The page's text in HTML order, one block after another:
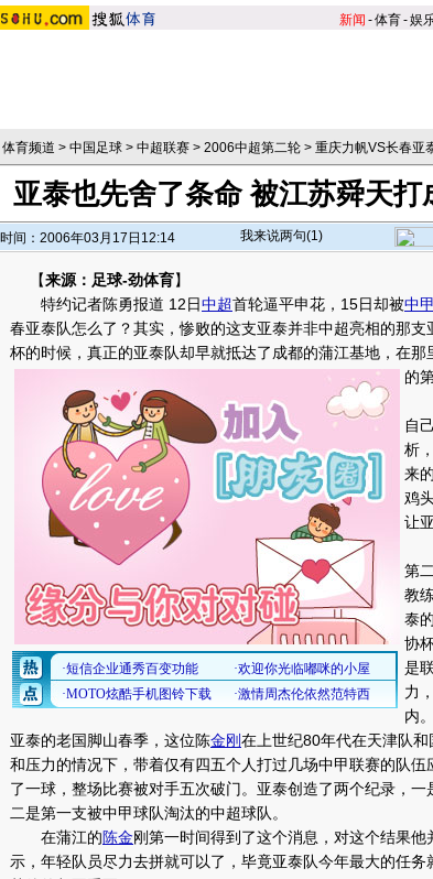
新闻 -体育-娱
体育频道 > 中国足球 > 中超联赛 > 2006中超第二轮 > 重庆力帆VS长春亚
亚泰也先舍了条命 被江苏舜天打
时间：2006年03月17日12:14 我来说两句(1)
【来源：足球-劲体育】
特约记者陈勇报道 12日中超首轮逼平申花，15日却被中甲
春亚泰队怎么了？其实，惨败的这支亚泰并非中超亮相的那支
杯的时候，真正的亚泰队却早就抵达了成都的蒲江基地，在那
的
自
析
来
鸡
让
第
教
泰
协
是
力
内
亚泰的老国脚山春季，这位陈金刚在上世纪80年代在天津队
和压力的情况下，带着仅有四五个人打过几场中甲联赛的队
了一球，整场比赛被对手五次破门。亚泰创造了两个纪录，一
二是第一支被中甲球队淘汰的中超球队。
在蒲江的陈金刚第一时间得到了这个消息，对这个结果
示，年轻队员尽力去拼就可以了，毕竟亚泰队今年最大的任务